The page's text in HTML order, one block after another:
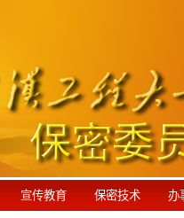
宣传教育 保密技术 办